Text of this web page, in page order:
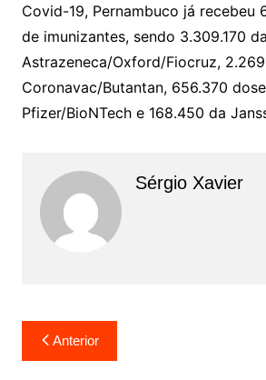
Covid-19, Pernambuco já recebeu
de imunizantes, sendo 3.309.170 da
Astrazeneca/Oxford/Fiocruz,
Coronavac/Butantan, 656.370
Pfizer/BioNTech e 168.450 da
Sérgio Xavier
Anterior